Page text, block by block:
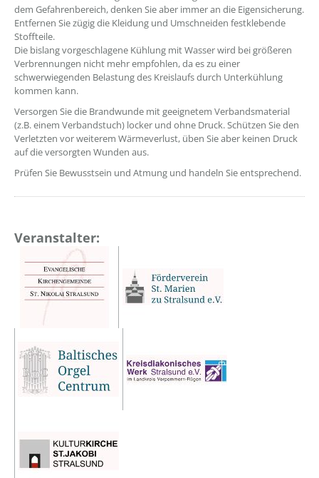
dem Gefahrenbereich, denken Sie aber immer an die Eigensicherung.
Entfernen Sie zügig die Kleidung und Umschneiden festklebende
Stoffteile.
Die bislang vorgeschlagene Kühlung mit Wasser wird bei größeren
Verbrennungen nicht mehr empfohlen, da es zu einer
schwerwiegenden Belastung des Kreislaufs durch Unterkühlung
kommen kann.
Versorgen Sie die Brandwunde mit geeignetem Verbandsmaterial
(z.B. einem Verbandstuch) locker und ohne Druck. Schützen Sie den
Verletzten vor weiterem Wärmeverlust, üben Sie aber keinen Druck
auf die versorgten Wunden aus.
Prüfen Sie Bewusstsein und Atmung und handeln Sie entsprechend.
Veranstalter: